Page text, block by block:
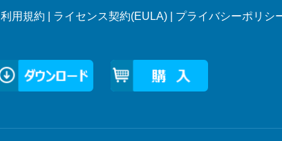
利用規約 ライセンス契約(EULA)| プライバシーポリシ